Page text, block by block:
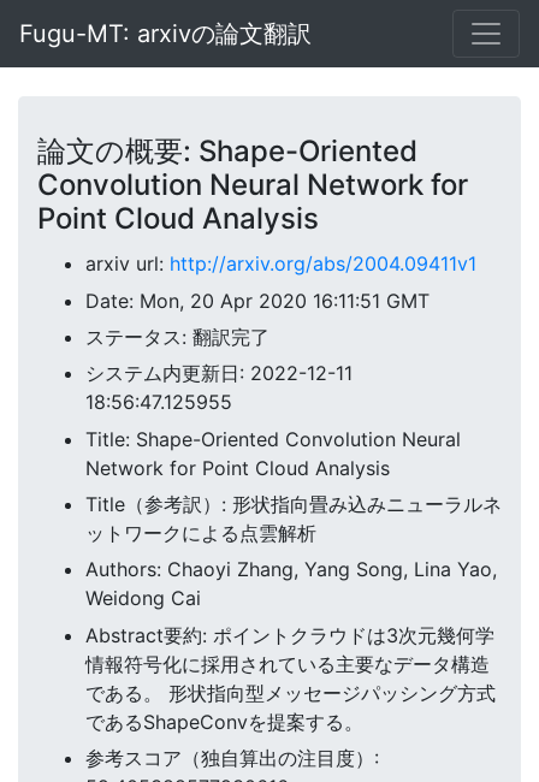
Fugu-MT: arxivの論文翻訳
論文の概要: Shape-Oriented
Convolution Neural Network for
Point Cloud Analysis
arxiv url: http://arxiv.org/abs/2004.09411v1
Date: Mon, 20 Apr 2020 16:11:51 GMT
ステータス: 翻訳完了
システム内更新日: 2022-12-11
18:56:47.125955
Title: Shape-Oriented Convolution Neural
Network for Point Cloud Analysis
Title（参考訳）: 形状指向畳み込みニューラルネ
ットワークによる点雲解析
Authors: Chaoyi Zhang, Yang Song, Lina Yao,
Weidong Cai
Abstract要約: ポイントクラウドは3次元幾何学
情報符号化に採用されている主要なデータ構造
である。 形状指向型メッセージパッシング方式
であるShapeConvを提案する。
参考スコア（独自算出の注目度）: